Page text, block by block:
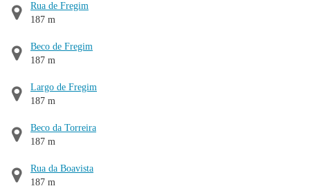
Rua de Fregim
187 m
Beco de Fregim
187 m
Largo de Fregim
187 m
Beco da Torreira
187 m
Rua da Boavista
187 m